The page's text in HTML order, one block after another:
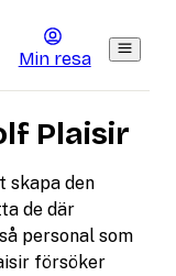
Min resa
Plaisir
skapa den
de där
personal som
försöker